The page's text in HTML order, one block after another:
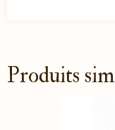
Produits